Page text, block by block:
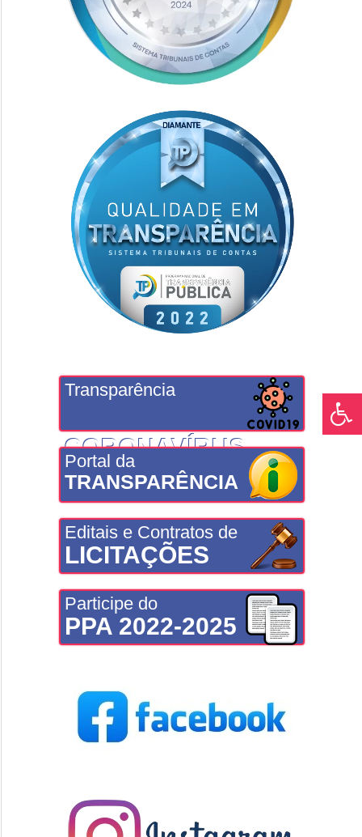
Transparência
CORONAVÍRUS
Portal da
TRANSPARÊNCIA
Editais e Contratos de
LICITAÇÕES
Participe do
PPA 2022-2025